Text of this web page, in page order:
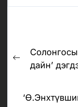
navigation
Previous
дайн’